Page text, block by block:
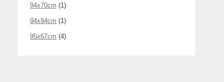
94x70cm (1)
94x94cm (1)
95x67cm (4)